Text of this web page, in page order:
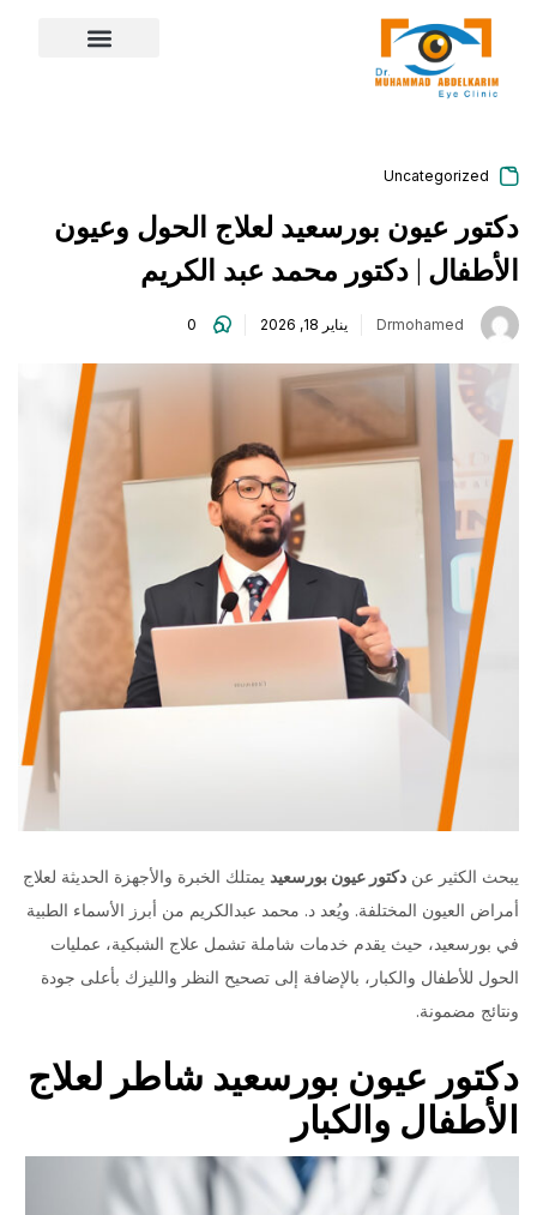
content
Uncategorized
دكتور عيون بورسعيد لعلاج الحول وعيون
الأطفال | دكتور محمد عبد الكريم
Drmohamed يناير 18, 2026 0
يبحث الكثير عن دكتور عيون بورسعيديمتلك الخبرة والأجهزة الحديثة لعلاج
أمراض العيون المختلفة. ويُعد د. محمد عبدالكريم من أبرز الأسماء الطبية
في بورسعيد، حيث يقدم خدمات شاملة تشمل علاج الشبكية، عمليات
الحول للأطفال والكبار، بالإضافة إلى تصحيح النظر والليزك بأعلى جودة
ونتائج مضمونة.
دكتور عيون بورسعيد شاطر لعلاج
الأطفال والكبار